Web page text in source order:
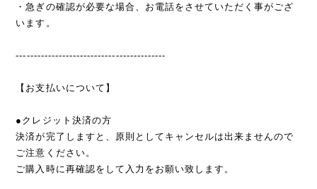
・急ぎの確認が必要な場合、お電話をさせていただく事がござ
います。
------------------------------------------
【お支払いについて】
●クレジット決済の方
決済が完了しますと、原則としてキャンセルは出来ませんので
ご注意ください。
ご購入時に再確認をして入力をお願い致します。